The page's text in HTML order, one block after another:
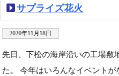
サプライズ花火
2020年11月18日
先日、下松の海岸沿いの工場敷
た。 今年はいろんなイベント